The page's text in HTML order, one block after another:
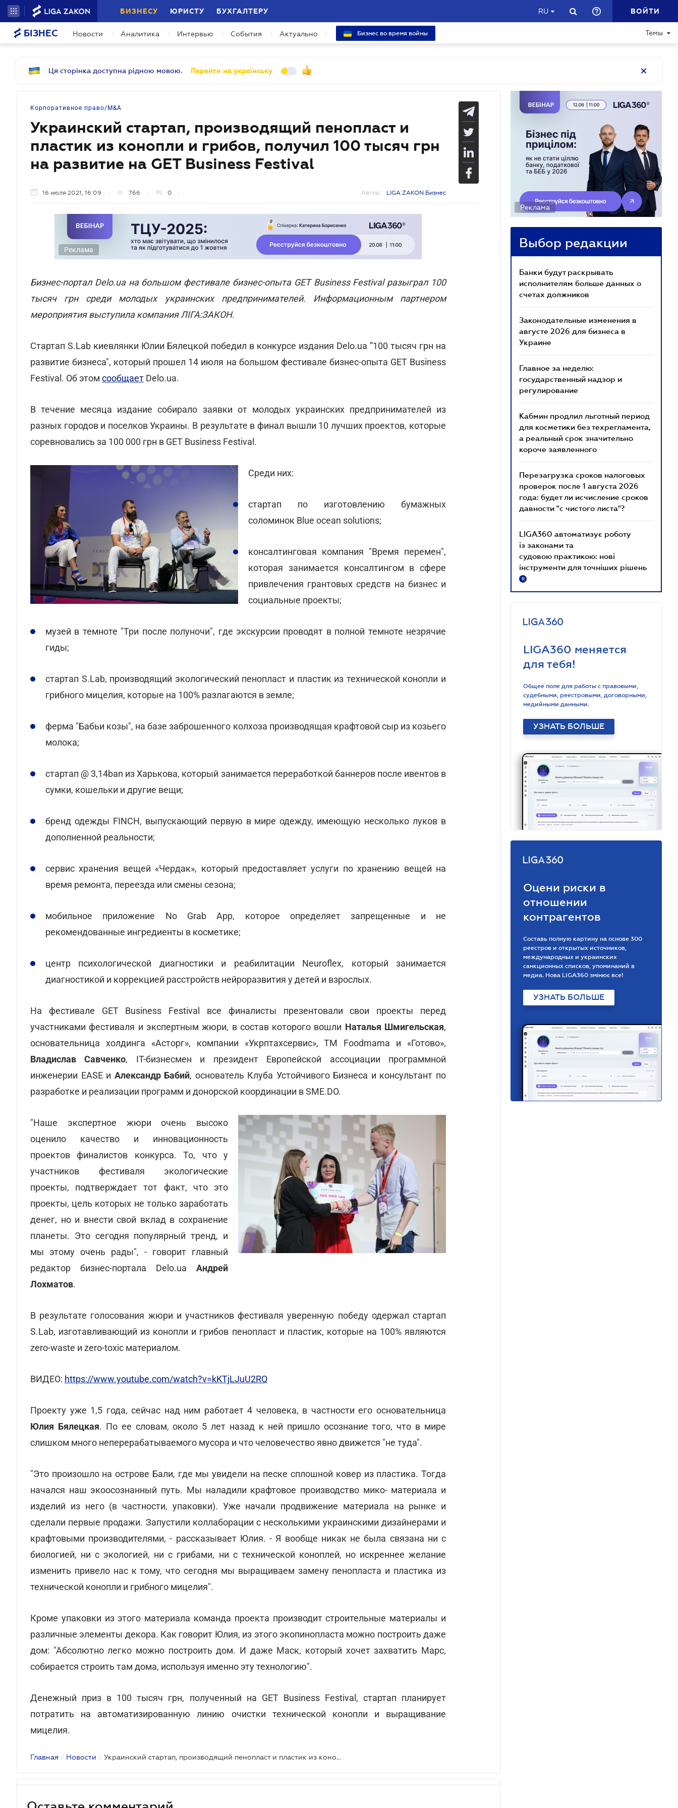
БИЗНЕСУ ЮРИСТУ БУХГАЛТЕРУ RU ВОЙТИ
БІЗНЕС Новости Аналитика Интервью События Актуально Бизнес во время войны Темы
Ця сторінка доступна рідною мовою. Перейти на українську
Корпоративное право/M&A
Украинский стартап, производящий пенопласт и
пластик из конопли и грибов, получил 100 тысяч грн
на развитие на GET Business Festival
16 июля 2021, 16:09 766 0 Автор: LIGA ZAKON Бизнес
Реклама
Бизнес-портал Delo.ua на большом фестивале бизнес-опыта GET Business Festival разыграл 100
тысяч грн среди молодых украинских предпринимателей. Информационным партнером
мероприятия выступила компания ЛІГА:ЗАКОН.
Стартап S.Lab киевлянки Юлии Бялецкой победил в конкурсе издания Delo.ua ”100 тысяч грн на
развитие бизнеса", который прошел 14 июля на большом фестивале бизнес-опыта GET Business
Festival. Об этом сообщает Delo.ua.
В течение месяца издание собирало заявки от молодых украинских предпринимателей из
разных городов и поселков Украины. В результате в финал вышли 10 лучших проектов, которые
соревновались за 100 000 грн в GET Business Festival.
Среди них:
стартап по изготовлению бумажных
соломинок Blue ocean solutions;
консалтинговая компания "Время перемен",
которая занимается консалтингом в сфере
привлечения грантовых средств на бизнес и
социальные проекты;
музей в темноте "Три после полуночи", где экскурсии проводят в полной темноте незрячие
гиды;
стартап S.Lab, производящий экологический пенопласт и пластик из технической конопли и
грибного мицелия, которые на 100% разлагаются в земле;
ферма "Бабьи козы", на базе заброшенного колхоза производящая крафтовой сыр из козьего
молока;
стартап @ 3,14ban из Харькова, который занимается переработкой баннеров после ивентов в
сумки, кошельки и другие вещи;
бренд одежды FINCH, выпускающий первую в мире одежду, имеющую несколько луков в
дополненной реальности;
сервис хранения вещей «Чердак», который предоставляет услуги по хранению вещей на
время ремонта, переезда или смены сезона;
мобильное приложение No Grab App, которое определяет запрещенные и не
рекомендованные ингредиенты в косметике;
центр психологической диагностики и реабилитации Neuroflex, который занимается
диагностикой и коррекцией расстройств нейроразвития у детей и взрослых.
На фестивале GET Business Festival все финалисты презентовали свои проекты перед
участниками фестиваля и экспертным жюри, в состав которого вошли Наталья Шмигельская,
основательница холдинга «Асторг», компании «Укрптахсервис», ТМ Foodmama и «Готово»,
Владислав Савченко, IТ-бизнесмен и президент Европейской ассоциации программной
инженерии EASE и Александр Бабий, основатель Клуба Устойчивого Бизнеса и консультант по
разработке и реализации программ и донорской координации в SME.DO.
"Наше экспертное жюри очень высоко
оценило качество и инновационность
проектов финалистов конкурса. То, что у
участников фестиваля экологические
проекты, подтверждает тот факт, что это
проекты, цель которых не только заработать
денег, но и внести свой вклад в сохранение
планеты. Это сегодня популярный тренд, и
мы этому очень рады", - говорит главный
редактор бизнес-портала Delo.ua Андрей
Лохматов.
В результате голосования жюри и участников фестиваля уверенную победу одержал стартап
S.Lab, изготавливающий из конопли и грибов пенопласт и пластик, которые на 100% являются
zero-waste и zero-toxic материалом.
ВИДЕО: https://www.youtube.com/watch?v=kKTjLJuU2RQ
Проекту уже 1,5 года, сейчас над ним работает 4 человека, в частности его основательница
Юлия Бялецкая. По ее словам, около 5 лет назад к ней пришло осознание того, что в мире
слишком много неперерабатываемого мусора и что человечество явно движется "не туда".
"Это произошло на острове Бали, где мы увидели на песке сплошной ковер из пластика. Тогда
начался наш экоосознанный путь. Мы наладили крафтовое производство мико- материала и
изделий из него (в частности, упаковки). Уже начали продвижение материала на рынке и
сделали первые продажи. Запустили коллаборации с несколькими украинскими дизайнерами и
крафтовыми производителями, - рассказывает Юлия. - Я вообще никак не была связана ни с
биологией, ни с экологией, ни с грибами, ни с технической коноплей, но искреннее желание
изменить привело нас к тому, что сегодня мы выращиваем замену пенопласта и пластика из
технической конопли и грибного мицелия".
Кроме упаковки из этого материала команда проекта производит строительные материалы и
различные элементы декора. Как говорит Юлия, из этого экопинопласта можно построить даже
дом: "Абсолютно легко можно построить дом. И даже Маск, который хочет захватить Марс,
собирается строить там дома, используя именно эту технологию".
Денежный приз в 100 тысяч грн, полученный на GET Business Festival, стартап планирует
потратить на автоматизированную линию очистки технической конопли и выращивание
мицелия.
Главная / Новости / Украинский стартап, производящий пенопласт и пластик из конопли и грибов, получил 100 тысяч грн на развитие на GET Business Festival
Реклама
Выбор редакции
Банки будут раскрывать
исполнителям больше данных о
счетах должников
Законодательные изменения в
августе 2026 для бизнеса в
Украине
Главное за неделю:
государственный надзор и
регулирование
Кабмин продлил льготный период
для косметики без техрегламента,
а реальный срок значительно
короче заявленного
Перезагрузка сроков налоговых
проверок после 1 августа 2026
года: будет ли исчисление сроков
давности "с чистого листа"?
LIGA360 автоматизує роботу
із законами та
судовою практикою: нові
інструменти для точніших рішень
R
LIGA360 меняется
для тебя!
Общее поле для работы с правовыми,
судебными, реестровыми, договорными,
медийными данными.
УЗНАТЬ БОЛЬШЕ
Оцени риски в
отношении
контрагентов
Составь полную картину на основе 300
реестров и открытых источников,
международных и украинских
санкционных списков, упоминаний в
медиа. Нова LIGA360 змінює все!
УЗНАТЬ БОЛЬШЕ